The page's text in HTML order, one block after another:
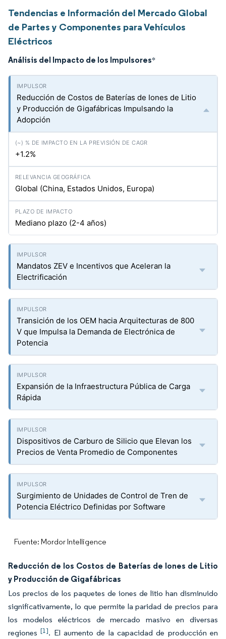
Tendencias e Información del Mercado Global
de Partes y Componentes para Vehículos
Eléctricos
Análisis del Impacto de los Impulsores*
Reducción de Costos de Baterías de Iones de Litio
y Producción de Gigafábricas Impulsando la
Adopción
+1.2%
Global (China, Estados Unidos, Europa)
Mediano plazo (2-4 años)
Mandatos ZEV e Incentivos que Aceleran la
Electrificación
Transición de los OEM hacia Arquitecturas de 800
V que Impulsa la Demanda de Electrónica de
Potencia
Expansión de la Infraestructura Pública de Carga
Rápida
Dispositivos de Carburo de Silicio que Elevan los
Precios de Venta Promedio de Componentes
Surgimiento de Unidades de Control de Tren de
Potencia Eléctrico Definidas por Software
Fuente: Mordor Intelligence
Reducción de los Costos de Baterías de Iones de Litio
y Producción de Gigafábricas
Los precios de los paquetes de iones de litio han disminuido
significativamente, lo que permite la paridad de precios para
los modelos eléctricos de mercado masivo en diversas
regiones[1]. El aumento de la capacidad de producción en